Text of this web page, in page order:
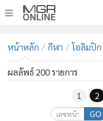
ทันเหตุการณ์
• ภาคใต้
หน้าหลัก กีฬา โอลิมปิก
ผลลัพธ์ 200 รายการ
1 2
GO